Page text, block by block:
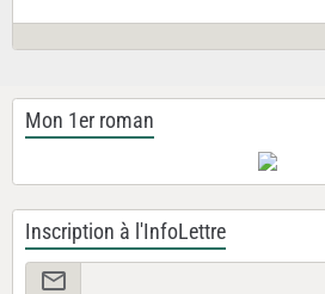
Mon 1er roman
Inscription à l'InfoLettre